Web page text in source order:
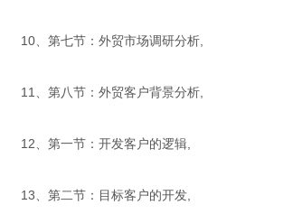
10、第七节：外贸市场调研分析,
11、第八节：外贸客户背景分析,
12、第一节：开发客户的逻辑,
13、第二节：目标客户的开发,